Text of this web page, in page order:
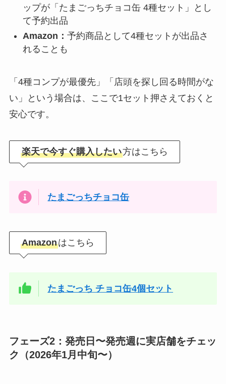
ップが「たまごっちチョコ缶 4種セット」とし
て予約出品
Amazon： 予約商品として4種セットが出品さ
れることも
「4種コンプが最優先」「店頭を探し回る時間がな
い」という場合は、ここで1セット押さえておくと
安心です。
楽天で今すぐ購入したい方はこちら
たまごっちチョコ缶
Amazonはこちら
たまごっち チョコ缶4個セット
フェーズ2：発売日〜発売週に実店舗をチェッ
ク（2026年1月中旬〜）